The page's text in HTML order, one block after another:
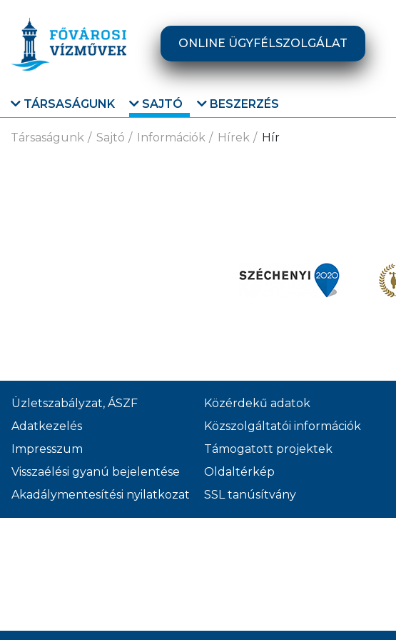
ONLINE ÜGYFÉLSZOLGÁLAT
TÁRSASÁGUNK SAJTÓ BESZERZÉS
Társaságunk Sajtó Információk Hírek Hír
Üzletszabályzat, ÁSZF
Adatkezelés
Impresszum
Visszaélési gyanú bejelentése
Akadálymentesítési nyilatkozat
Közérdekű adatok
Közszolgáltatói információk
Támogatott projektek
Oldaltérkép
SSL tanúsítvány